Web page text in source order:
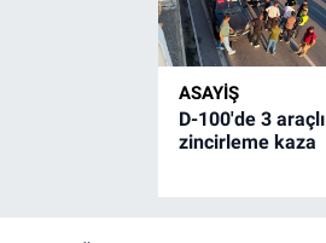
ASAYİŞ
D-100'de 3 araçlı
zincirleme kaza